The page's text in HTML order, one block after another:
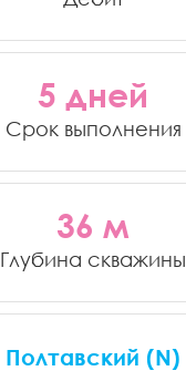
5 дней
Срок выполнения
36 м
Глубина скважины
Полтавский (N)